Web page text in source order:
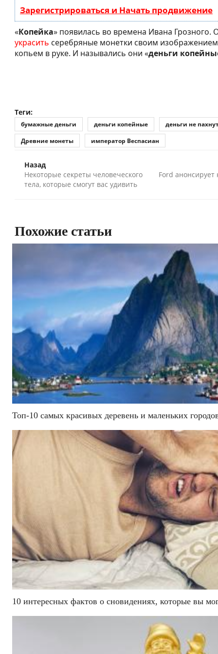
Зарегистрироваться и Начать продвижение
«Копейка» появилась во времена Ивана Грозного.
украсить серебряные монетки своим
копьем в руке. И назывались они «деньги
Теги:
бумажные деньги деньги копейные
деньги не
Древние монеты
император Веспасиан
Назад
Некоторые секреты человеческого
тела, которые смогут вас удивить
Ford
Похожие статьи
Топ-10 самых красивых деревень и маленьких
10 интересных фактов о сновидениях, которые вы